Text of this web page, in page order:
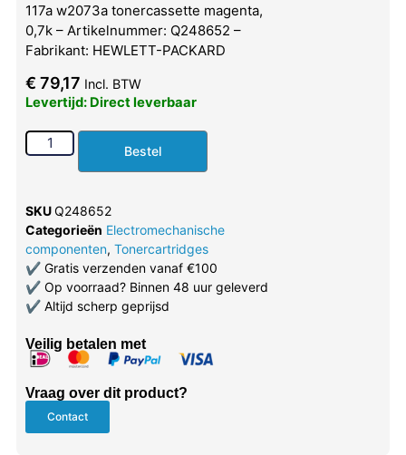
117a w2073a tonercassette magenta,
0,7k – Artikelnummer: Q248652 –
Fabrikant: HEWLETT-PACKARD
€ 79,17 Incl. BTW
Levertijd: Direct leverbaar
Bestel
SKUQ248652
Categorieën Electromechanische
componenten, Tonercartridges
✔Gratis verzenden vanaf €100
✔Op voorraad? Binnen 48 uur geleverd
✔Altijd scherp geprijsd
Veilig betalen met
Vraag over dit product?
Contact